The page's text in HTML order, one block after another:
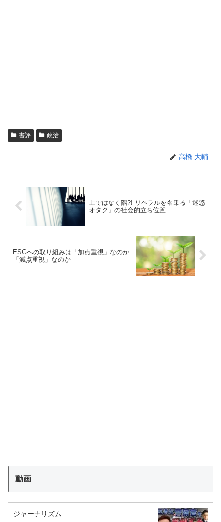
書評 政治
高橋 大輔
上ではなく隅?! リベラルを名乗る「迷惑
オタク」の社会的立ち位置
ESGへの取り組みは「加点重視」なのか
「減点重視」なのか
動画
ジャーナリズム